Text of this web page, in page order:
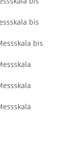
bis
bis